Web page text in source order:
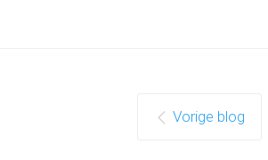
Vorige blog